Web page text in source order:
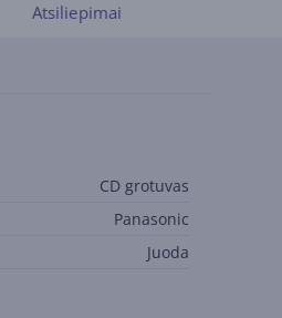
Atsiliepimai
CD grotuvas
Panasonic
Juoda